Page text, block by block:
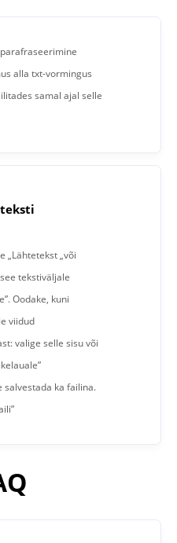
alla txt-vormingus
samal ajal selle
„Lähtetekst „või
tekstiväljale
Oodake, kuni
viidud
valige selle sisu või
salvestada ka failina.